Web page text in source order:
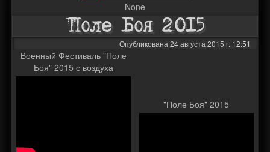
None
Поле Боя 2015
Опубликована 24 августа 2015 г. 12:51
Военный Фестиваль "Поле
Боя" 2015 с воздуха
"Поле Боя" 2015